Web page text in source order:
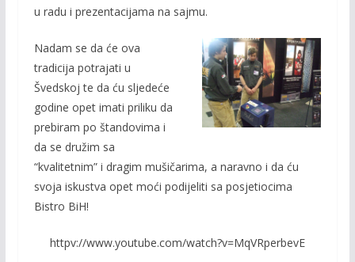
u radu i prezentacijama na sajmu.
Nadam se da će ova
tradicija potrajati u
Švedskoj te da ću sljedeće
godine opet imati priliku da
prebiram po štandovima i
da se družim sa
“kvalitetnim” i dragim mušičarima, a naravno i da ću
svoja iskustva opet moći podijeliti sa posjetiocima
Bistro BiH!
httpv://www.youtube.com/watch?v=MqVRperbevE